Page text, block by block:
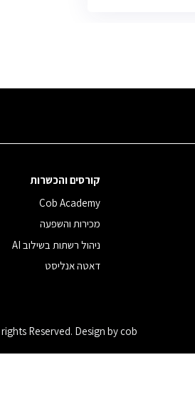
קורסים והכשרות
Cob Academy
מכירות והשפעה
ניהול רשתות בשילוב AI
דאטה אנליסט
Reserved. Design by cob